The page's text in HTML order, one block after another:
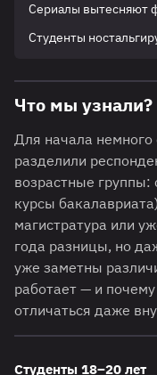
Сериалы вытесняют
Студенты
Что мы узнали?
Для начала
разделили
возрастные
курсы
магистратура или
года разницы, но
уже заметны
работает — и
отличаться даже
Студенты 18–20 лет